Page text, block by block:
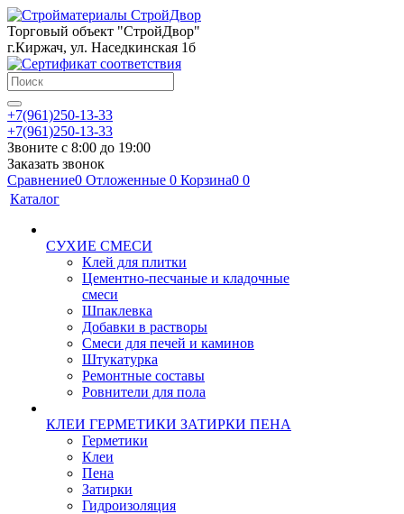
Торговый объект "СтройДвор"
г.Киржач, ул. Наседкинская 1б
+7(961)250-13-33
+7(961)250-13-33
Звоните с 8:00 до 19:00
Заказать звонок
Сравнение0 Отложенные 0 Корзина0 0
Каталог
СУХИЕ СМЕСИ
Клей для плитки
Цементно-песчаные и кладочные
смеси
Шпаклевка
Добавки в растворы
Смеси для печей и каминов
Штукатурка
Ремонтные составы
Ровнители для пола
КЛЕИ ГЕРМЕТИКИ ЗАТИРКИ ПЕНА
Герметики
Клеи
Пена
Затирки
Гидроизоляция